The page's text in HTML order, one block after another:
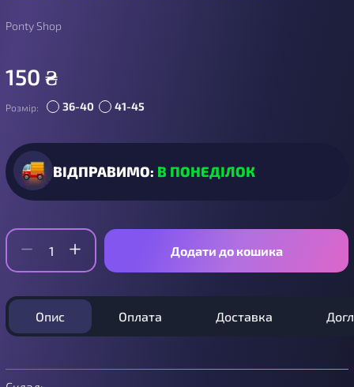
Ponty Shop
150 ₴
Розмір: 36-40 41-45
ВІДПРАВИМО: В ПОНЕДІЛОК
Додати до кошика
Опис Оплата Доставка